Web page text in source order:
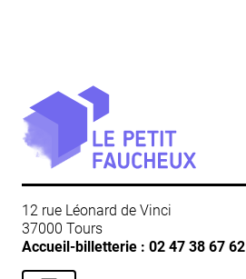
12 rue Léonard de Vinci
37000 Tours
Accueil-billetterie : 02 47 38 67 62